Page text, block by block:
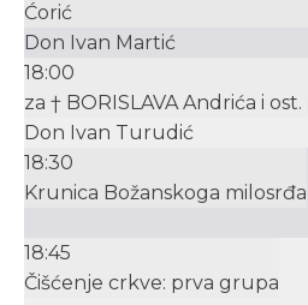
Ćorić
Don Ivan Martić
18:00
za † BORISLAVA Andrića i
Don Ivan Turudić
18:30
Krunica Božanskoga milosrđa
18:45
Čišćenje crkve: prva grupa